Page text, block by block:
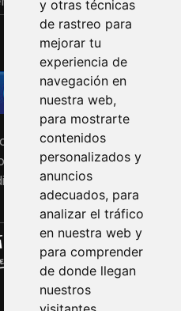
y otras técnicas
de rastreo para
mejorar tu
experiencia de
navegación en
nuestra web,
para mostrarte
contenidos
personalizados y
anuncios
adecuados, para
analizar el tráfico
en nuestra web y
para comprender
de donde llegan
nuestros
de pago
POS de Raiffeisen Bank
web. Acepta las
y débito de forma